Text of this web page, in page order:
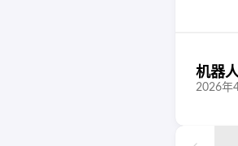
机器
2026年